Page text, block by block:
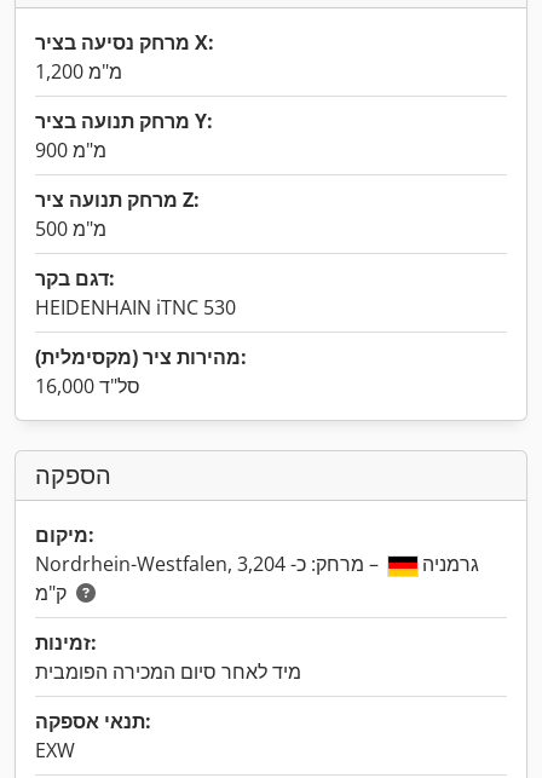
מרחק נסיעה בציר X:
1,200 מ"מ
מרחק תנועה בציר Y:
900 מ"מ
מרחק תנועה ציר Z:
500 מ"מ
דגם בקר:
HEIDENHAIN iTNC 530
מהירות ציר (מקסימלית):
16,000 סל"ד
הספקה
מיקום:
Nordrhein-Westfalen, גרמניה
– מרחק: כ- 3,204
זמינות:
מיד לאחר סיום המכירה הפומבית
תנאי אספקה:
EXW